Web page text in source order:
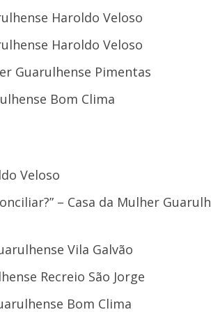
Haroldo Veloso
Haroldo Veloso
Guarulhense Pimentas
Bom Clima
Veloso
– Casa da Mulher
Vila Galvão
Recreio São Jorge
Bom Clima